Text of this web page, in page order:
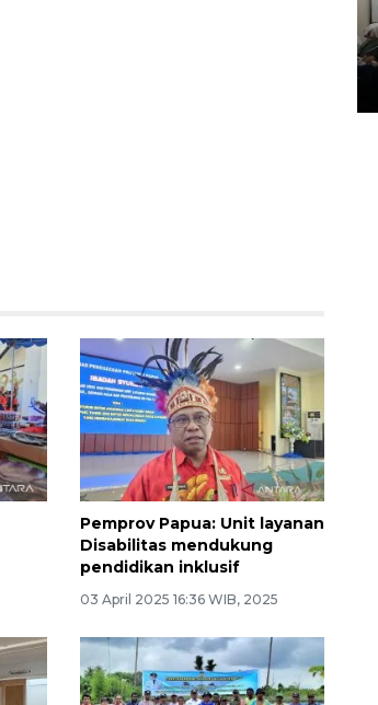
Pemprov Papua: Unit layanan
Disabilitas mendukung
pendidikan inklusif
03 April 2025 16:36 WIB, 2025